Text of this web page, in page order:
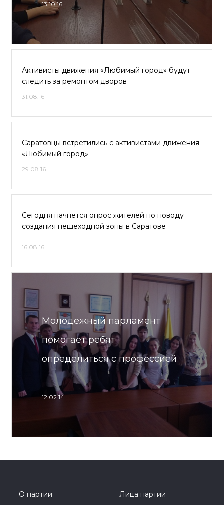
13.10.16
Активисты движения «Любимый город» будут
следить за ремонтом дворов
31.08.16
Саратовцы встретились с активистами движения
«Любимый город»
29.08.16
Сегодня начнется опрос жителей по поводу
создания пешеходной зоны в Саратове
16.08.16
Молодежный парламент
помогает ребят
определиться с профессией
12.02.14
О партии
Лица партии